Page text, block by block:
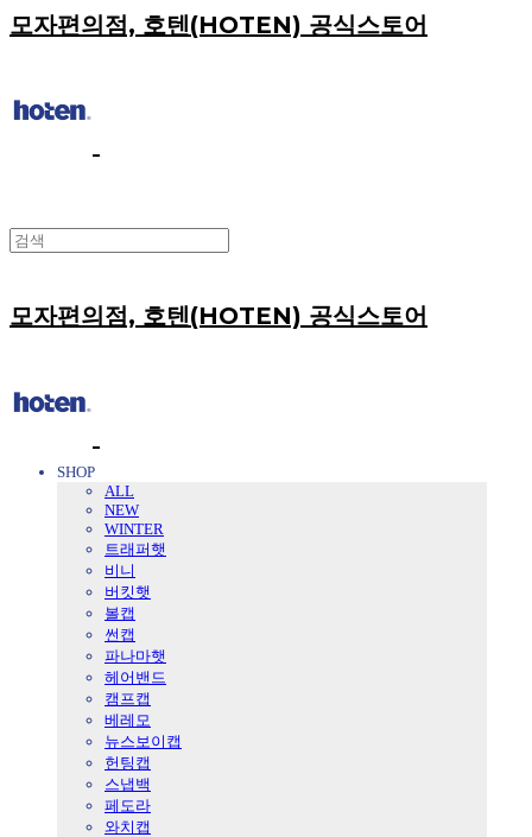
모자편의점, 호텐(HOTEN) 공식스토어
모자편의점, 호텐(HOTEN) 공식스토어
SHOP
ALL
NEW
WINTER
트래퍼햇
비니
버킷햇
볼캡
썬캡
파나마햇
헤어밴드
캠프캡
베레모
뉴스보이캡
헌팅캡
스냅백
페도라
와치캡